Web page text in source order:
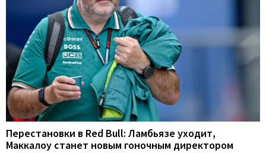
Перестановки в Red Bull: Ламбьязе уходит,
Маккалоу станет новым гоночным директором